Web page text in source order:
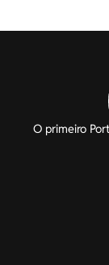
O primeiro